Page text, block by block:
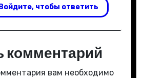
чтобы ответить
комментарий
вам необходимо